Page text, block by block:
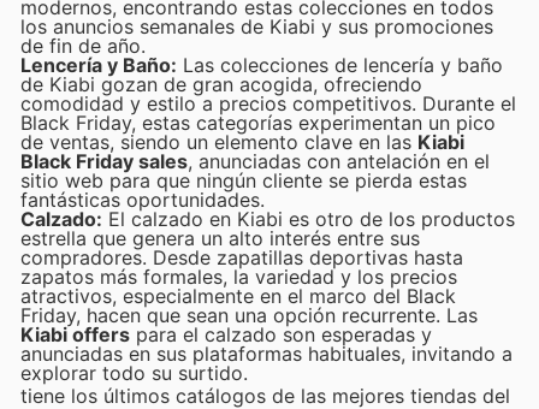
modernos, encontrando estas colecciones en todos
los anuncios semanales de Kiabi y sus promociones
de fin de año.
Lencería y Baño: Las colecciones de lencería y baño
de Kiabi gozan de gran acogida, ofreciendo
comodidad y estilo a precios competitivos. Durante el
Black Friday, estas categorías experimentan un pico
de ventas, siendo un elemento clave en las Kiabi
Black Friday sales, anunciadas con antelación en el
sitio web para que ningún cliente se pierda estas
fantásticas oportunidades.
Calzado: El calzado en Kiabi es otro de los productos
estrella que genera un alto interés entre sus
compradores. Desde zapatillas deportivas hasta
zapatos más formales, la variedad y los precios
atractivos, especialmente en el marco del Black
Friday, hacen que sean una opción recurrente. Las
Kiabi offers para el calzado son esperadas y
anunciadas en sus plataformas habituales, invitando a
explorar todo su surtido.
tiene los últimos catálogos de las mejores tiendas del